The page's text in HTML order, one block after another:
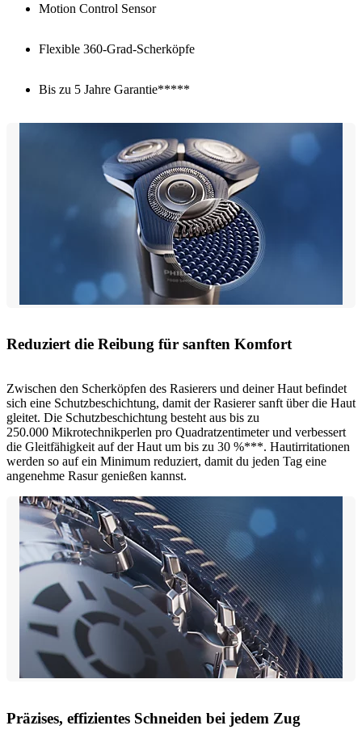
Motion Control Sensor
Flexible 360-Grad-Scherköpfe
Bis zu 5 Jahre Garantie*****
Reduziert die Reibung für sanften Komfort
Zwischen den Scherköpfen des Rasierers und deiner Haut befindet
sich eine Schutzbeschichtung, damit der Rasierer sanft über die Haut
gleitet. Die Schutzbeschichtung besteht aus bis zu
250.000 Mikrotechnikperlen pro Quadratzentimeter und verbessert
die Gleitfähigkeit auf der Haut um bis zu 30 %***. Hautirritationen
werden so auf ein Minimum reduziert, damit du jeden Tag eine
angenehme Rasur genießen kannst.
Präzises, effizientes Schneiden bei jedem Zug